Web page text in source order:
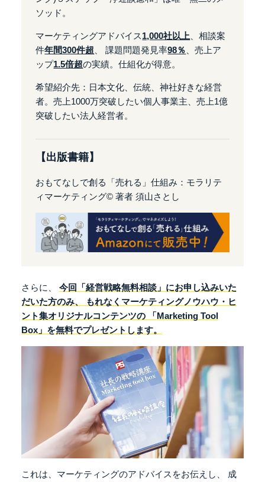
ソッド。
マーケティングアドバイス1,000社以上 、相談案
件年間300件超 課題問題発見率98％ 、売上ア
ップ1.5倍超の実績。仕組化が得意。
希望紹介先：日本文化、伝統、神社好きな経営
者。売上1000万突破したい個人事業主、売上1億
突破したい法人経営者。
【出版書籍】
おもてなしで創る「売れる」仕組み：モラリテ
ィマーケティング©️ 著者 須山さとし
さらに、
今回「経営戦略無料相談」にお申し込みいた
だいた方のみ、
もれなくマーケティングノウハウ・ヒ
ント集オリジナルコンテンツの 「Marketing Tool
Box」を無料でプレゼントします。
これは、マーケティングのアドバイスをお伝えし、
成